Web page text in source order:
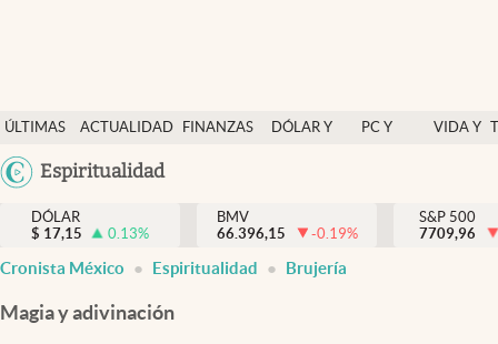
ÚLTIMAS
NOTICIAS
ACTUALIDAD
FINANZAS
DÓLAR Y
PC Y
VIDA Y
México
Espiritualidad
Actualidad
Finanzas y economía
Dólar y mercados
DÓLAR
$ 17,15 0.13%
BMV
66.396,15
-0.19%
S&P 500
7709,96
Cronista México Espiritualidad Brujería
Magia y adivinación